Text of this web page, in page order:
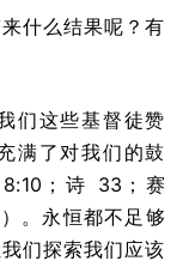
什么结果呢？有
们这些基督徒赞
满了对我们的鼓
；诗 33；赛
。永恒都不足够
们探索我们应该